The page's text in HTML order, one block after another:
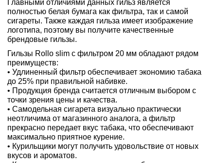
Главными отличиями данных гильз является
полностью белая бумага как фильтра, так и самой
сигареты. Также каждая гильза имеет изображение
логотипа, поэтому вы получите качественные
брендовые гильзы.
Гильзы Rollo slim с фильтром 20 мм обладают рядом
преимуществ:
• Удлиненный фильтр обеспечивает экономию табака
до 25% при правильной набивке.
• Продукция бренда считается отличным выбором с
точки зрения цены и качества.
• Самодельная сигарета визуально практически
неотличима от магазинного аналога, а фильтр
прекрасно передает вкус табака, что обеспечивают
максимально приятное курение.
• Курильщики могут получить удовольствие от новых
вкусов и ароматов.